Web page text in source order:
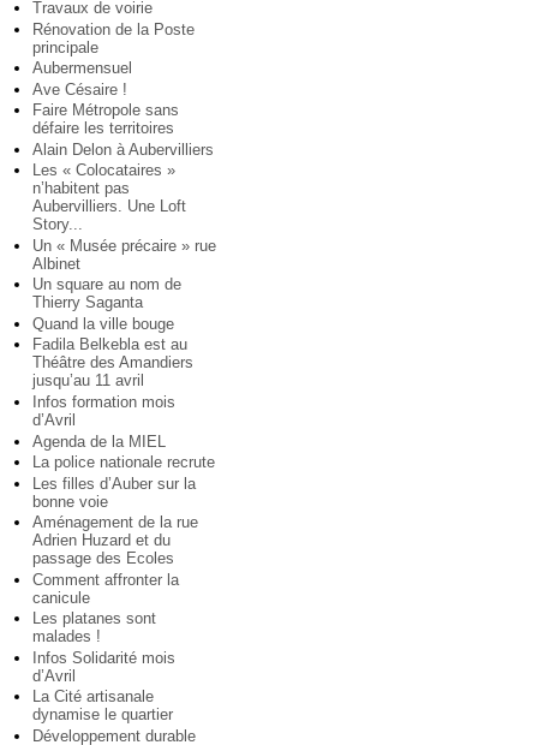
Travaux de voirie
Rénovation de la Poste
principale
Aubermensuel
Ave Césaire !
Faire Métropole sans
défaire les territoires
Alain Delon à Aubervilliers
Les « Colocataires »
n’habitent pas
Aubervilliers. Une Loft
Story...
Un « Musée précaire » rue
Albinet
Un square au nom de
Thierry Saganta
Quand la ville bouge
Fadila Belkebla est au
Théâtre des Amandiers
jusqu’au 11 avril
Infos formation mois
d’Avril
Agenda de la MIEL
La police nationale recrute
Les filles d’Auber sur la
bonne voie
Aménagement de la rue
Adrien Huzard et du
passage des Ecoles
Comment affronter la
canicule
Les platanes sont
malades !
Infos Solidarité mois
d’Avril
La Cité artisanale
dynamise le quartier
Développement durable